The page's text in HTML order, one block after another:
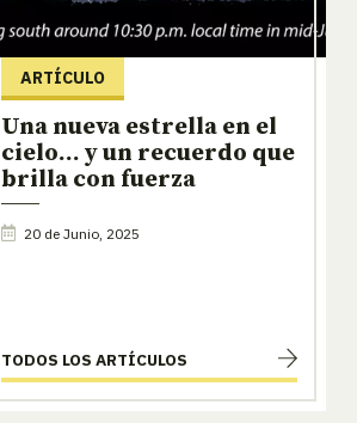
ARTÍCULO
Una nueva estrella en el
cielo… y un recuerdo que
brilla con fuerza
20 de Junio, 2025
TODOS LOS ARTÍCULOS